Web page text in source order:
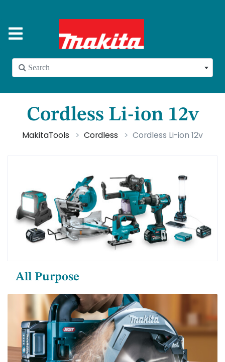
 Search
Cordless Li-ion 12v
MakitaTools Cordless Cordless Li-ion 12v
All Purpose